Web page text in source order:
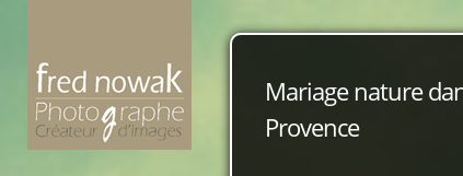
Mariage nature
Provence